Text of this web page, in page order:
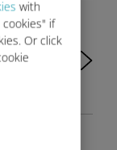
with
cookies" if
Or click